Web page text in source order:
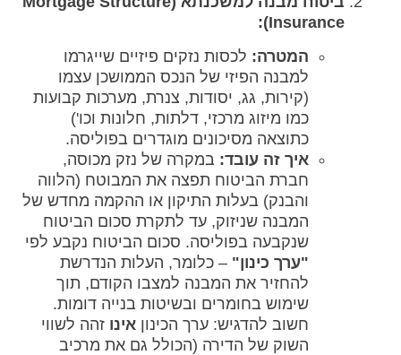
Insurance):
המטרה: לכסות נזקים פיזיים שייגרמו
למבנה הפיזי של הנכס הממושכן עצמו
(קירות, גג, יסודות, צנרת, מערכות קבועות
כמו מיזוג מרכזי, דלתות, חלונות וכו')
כתוצאה מסיכונים מוגדרים בפוליסה.
איך זה עובד: במקרה של נזק מכוסה,
חברת הביטוח תפצה את המבוטח (הלווה
והבנק) בעלות התיקון או ההקמה מחדש של
המבנה שניזוק, עד לתקרת סכום הביטוח
שנקבעה בפוליסה. סכום הביטוח נקבע לפי
"ערך כינון" – כלומר, העלות הנדרשת
להחזיר את המבנה למצבו הקודם, תוך
שימוש בחומרים ובשיטות בנייה דומות.
חשוב להדגיש: ערך הכינון אינו זהה לשווי
השוק של הדירה (הכולל גם את מרכיב